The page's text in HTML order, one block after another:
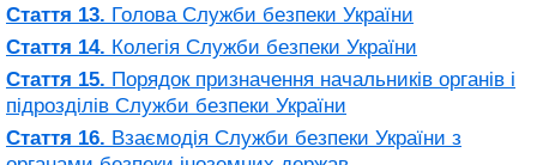
Стаття 13. Голова Служби безпеки України
Стаття 14. Колегія Служби безпеки України
Стаття 15. Порядок призначення начальників органів і
підрозділів Служби безпеки України
Стаття 16. Взаємодія Служби безпеки України з